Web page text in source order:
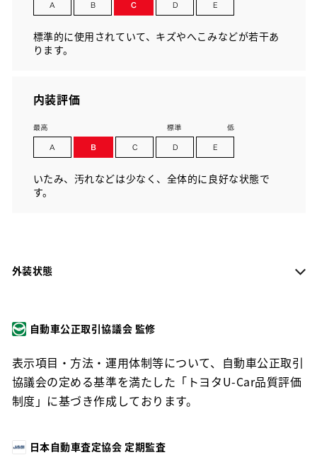
標準的に使用されていて、キズやへこみなどが若干あ
ります。
内装評価
いたみ、汚れなどは少なく、全体的に良好な状態で
す。
外装状態
自動車公正取引協議会 監修
表示項目・方法・運用体制等について、自動車公正取引
協議会の定める基準を満たした「トヨタU-Car品質評価
制度」に基づき作成しております。
日本自動車査定協会 定期監査